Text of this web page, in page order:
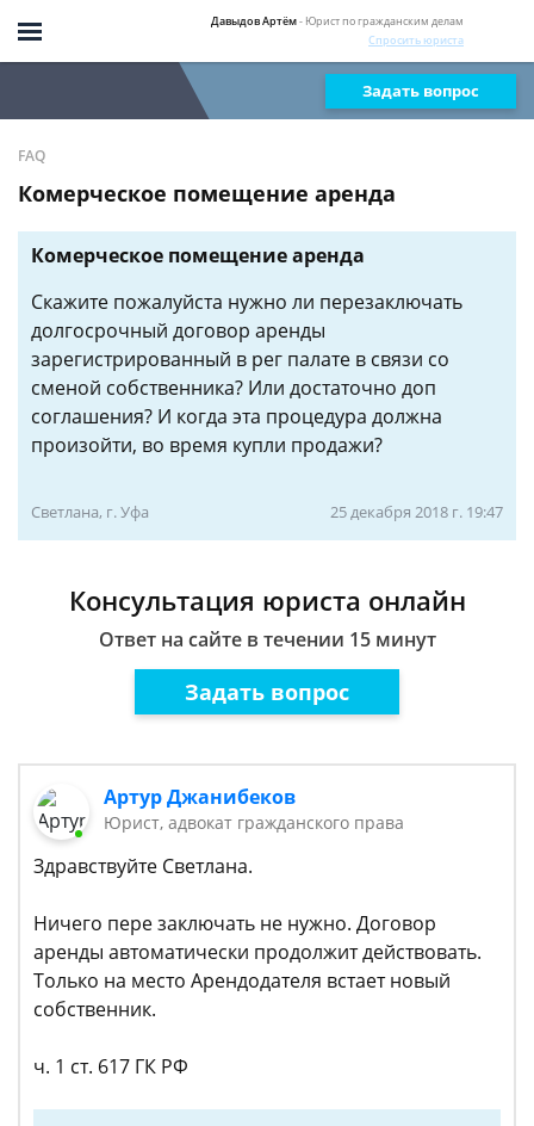
Давыдов Артём- Юрист по гражданским делам
Спросить юриста
Задать вопрос
FAQ
Комерческое помещение аренда
Комерческое помещение аренда
Скажите пожалуйста нужно ли перезаключать
долгосрочный договор аренды
зарегистрированный в рег палате в связи со
сменой собственника? Или достаточно доп
соглашения? И когда эта процедура должна
произойти, во время купли продажи?
Светлана, г. Уфа 25 декабря 2018 г. 19:47
Консультация юриста онлайн
Ответ на сайте в течении 15 минут
Задать вопрос
Артур Джанибеков
Юрист, адвокат гражданского права
Здравствуйте Светлана.
Ничего пере заключать не нужно. Договор
аренды автоматически продолжит действовать.
Только на место Арендодателя встает новый
собственник.
ч. 1 ст. 617 ГК РФ